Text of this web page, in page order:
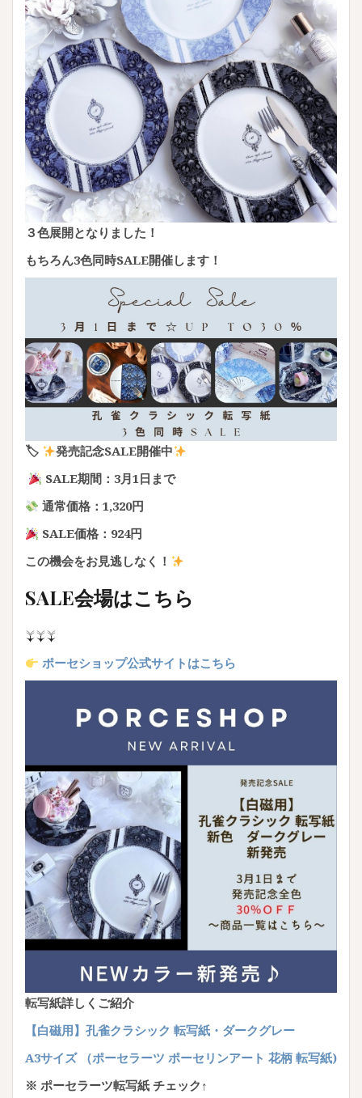
３色展開となりました！
もちろん3色同時SALE開催します！
🏷
発売記念SALE開催中
SALE期間：3月1日まで
通常価格：1,320円
SALE価格：924円
この機会をお見逃しなく！
SALE会場はこちら
↓↓↓
ポーセショップ公式サイトはこちら
転写紙詳しくご紹介
【白磁用】孔雀クラシック 転写紙・ダークグレー
A3サイズ （ポーセラーツ ポーセリンアート 花柄 転写紙)
※ ポーセラーツ転写紙 チェック↑